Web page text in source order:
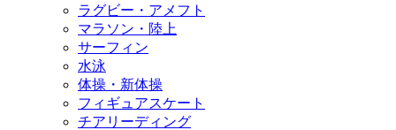
ラグビー・アメフト
マラソン・陸上
サーフィン
水泳
体操・新体操
フィギュアスケート
チアリーディング